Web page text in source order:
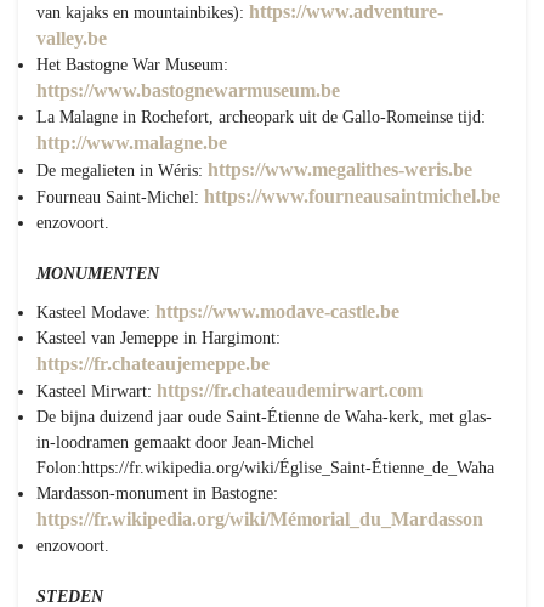
van kajaks en mountainbikes): https://www.adventure-
valley.be
Het Bastogne War Museum:
https://www.bastognewarmuseum.be
La Malagne in Rochefort, archeopark uit de Gallo-Romeinse tijd:
http://www.malagne.be
De megalieten in Wéris: https://www.megalithes-weris.be
Fourneau Saint-Michel: https://www.fourneausaintmichel.be
enzovoort.
MONUMENTEN
Kasteel Modave: https://www.modave-castle.be
Kasteel van Jemeppe in Hargimont:
https://fr.chateaujemeppe.be
Kasteel Mirwart: https://fr.chateaudemirwart.com
De bijna duizend jaar oude Saint-Étienne de Waha-kerk, met glas-
in-loodramen gemaakt door Jean-Michel
Folon:https://fr.wikipedia.org/wiki/Église_Saint-Étienne_de_Waha
Mardasson-monument in Bastogne:
https://fr.wikipedia.org/wiki/Mémorial_du_Mardasson
enzovoort.
STEDEN